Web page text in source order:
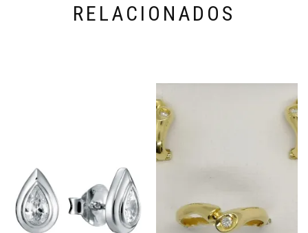
RELACIONADOS